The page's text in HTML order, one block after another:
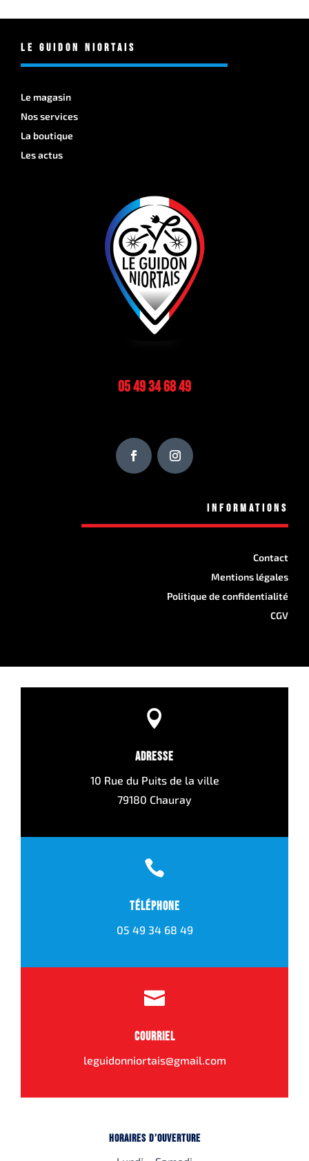
Le Guidon Niortais
Le magasin
Nos services
La boutique
Les actus
05 49 34 68 49
Informations
Contact
Mentions légales
Politique de confidentialité
CGV

Adresse
10 Rue du Puits de la ville
79180 Chauray

Téléphone
05 49 34 68 49

Courriel
leguidonniortais@gmail.com
Horaires d’ouverture